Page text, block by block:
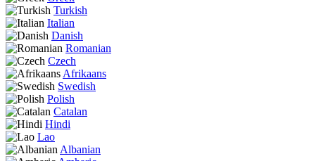
Turkish
Italian
Danish
Romanian
Czech
Afrikaans
Swedish
Polish
Catalan
Hindi
Lao
Albanian